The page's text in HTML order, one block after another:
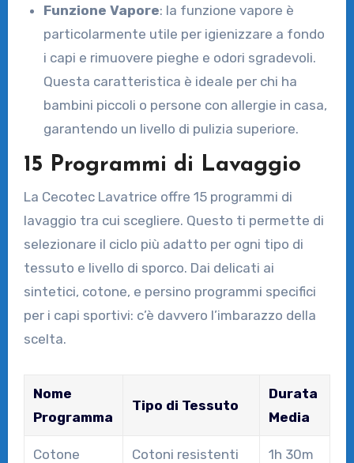
Funzione Vapore: la funzione vapore è
particolarmente utile per igienizzare a fondo
i capi e rimuovere pieghe e odori sgradevoli.
Questa caratteristica è ideale per chi ha
bambini piccoli o persone con allergie in casa,
garantendo un livello di pulizia superiore.
15 Programmi di Lavaggio
La Cecotec Lavatrice offre 15 programmi di
lavaggio tra cui scegliere. Questo ti permette di
selezionare il ciclo più adatto per ogni tipo di
tessuto e livello di sporco. Dai delicati ai
sintetici, cotone, e persino programmi specifici
per i capi sportivi: c’è davvero l’imbarazzo della
scelta.
Nome
Programma
Tipo di Tessuto
Durata
Media
Cotone Cotoni resistenti 1h 30m